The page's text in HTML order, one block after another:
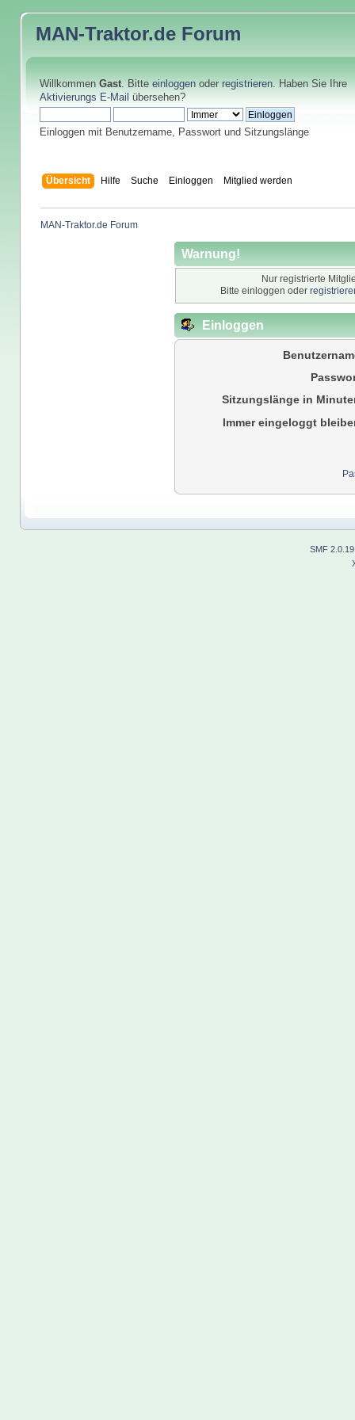
MAN-Traktor.de Forum
Willkommen Gast. Bitte einloggenoder registrieren. Haben Sie Ihre
Aktivierungs E-Mail übersehen?
Einloggen mit Benutzername, Passwort und Sitzungslänge
Übersicht Hilfe Suche Einloggen Mitglied werden
MAN-Traktor.de Forum
Warnung!
Nur registrierte
Bitte einloggen oder
Einloggen
Sitzungslänge in
Immer eingeloggt
SMF 2.0.19